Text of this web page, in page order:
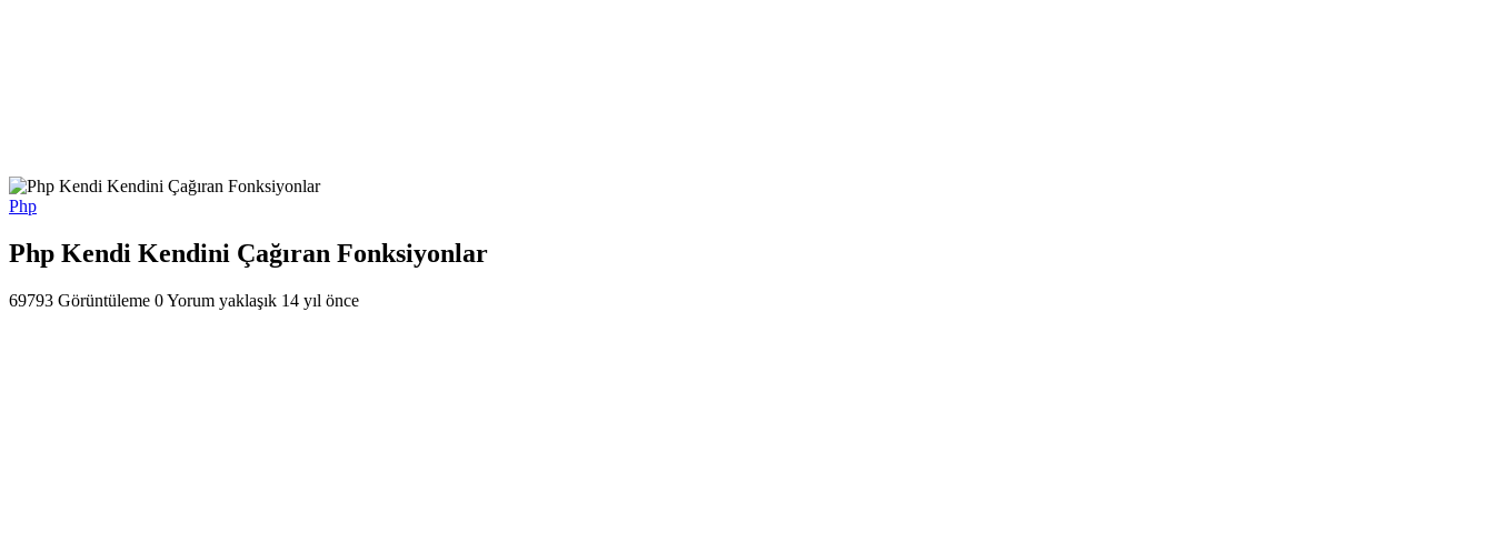
Php
Php Kendi Kendini Çağıran Fonksiyonlar
69793 Görüntüleme 0 Yorum yaklaşık 14 yıl önce